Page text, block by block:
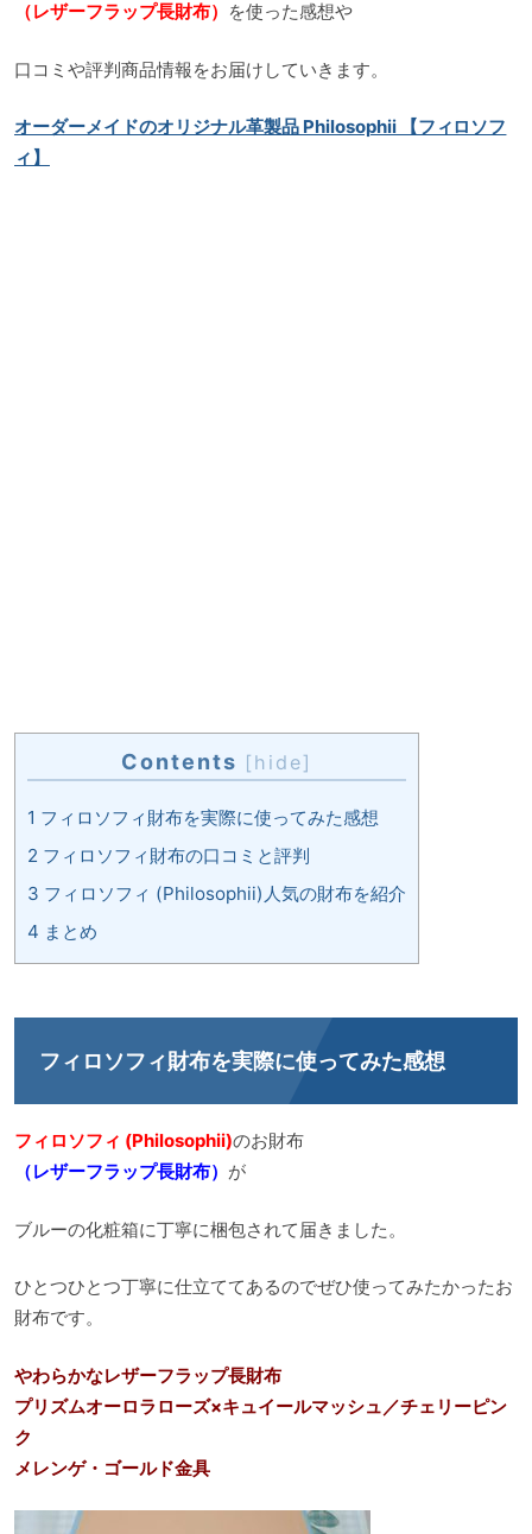
（レザーフラップ長財布） を使った感想や
口コミや評判商品情報をお届けしていきます。
オーダーメイドのオリジナル革製品 Philosophii 【フィロソフ
ィ】
Contents [ hide]
1 フィロソフィ財布を実際に使ってみた感想
2 フィロソフィ財布の口コミと評判
3 フィロソフィ (Philosophii)人気の財布を紹介
4 まとめ
フィロソフィ財布を実際に使ってみた感想
フィロソフィ (Philosophii)のお財布
（レザーフラップ長財布） が
ブルーの化粧箱に丁寧に梱包されて届きました。
ひとつひとつ丁寧に仕立ててあるのでぜひ使ってみたかったお
財布です。
やわらかなレザーフラップ長財布
プリズムオーロラローズ×キュイールマッシュ／チェリーピン
ク
メレンゲ・ゴールド金具